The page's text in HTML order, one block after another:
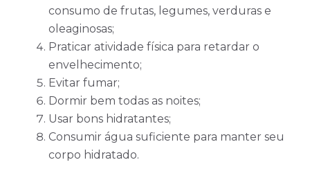
consumo de frutas, legumes, verduras e
oleaginosas;
Praticar atividade física para retardar o
envelhecimento;
Evitar fumar;
Dormir bem todas as noites;
Usar bons hidratantes;
Consumir água suficiente para manter seu
corpo hidratado.